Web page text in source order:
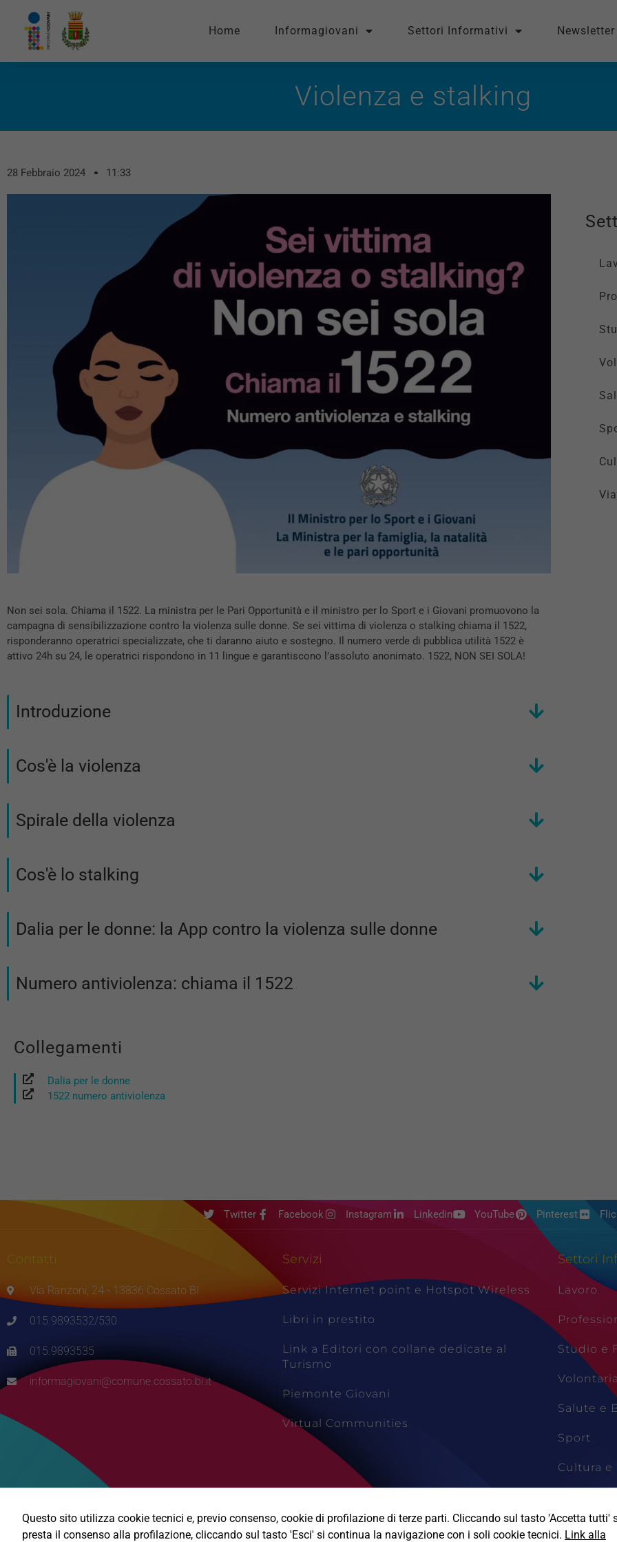
Home Informagiovani Settori Informativi Newsletter
Violenza e stalking
28 Febbraio 2024 11:33
Non sei sola. Chiama il 1522. La ministra per le Pari Opportunità e il ministro per lo Sport e i Giovani promuovono la
campagna di sensibilizzazione contro la violenza sulle donne. Se sei vittima di violenza o stalking chiama il 1522,
risponderanno operatrici specializzate, che ti daranno aiuto e sostegno. Il numero verde di pubblica utilità 1522 è
attivo 24h su 24, le operatrici rispondono in 11 lingue e garantiscono l’assoluto anonimato. 1522, NON SEI SOLA!
Introduzione
Cos'è la violenza
Spirale della violenza
Cos'è lo stalking
Dalia per le donne: la App contro la violenza sulle donne
Numero antiviolenza: chiama il 1522
Collegamenti
Dalia per le donne
1522 numero antiviolenza
Twitter Facebook Instagram Linkedin YouTube Pinterest
Contatti
Via Ranzoni, 24 - 13836 Cossato BI
015.9893532/530
015.9893535
informagiovani@comune.cossato.bi.it
Servizi
Servizi Internet point e Hotspot Wireless
Libri in prestito
Link a Editori con collane dedicate al
Turismo
Piemonte Giovani
Virtual Communities
Settori
Lavoro
Studio e
Salute e
Sport
Cultura e
Questo sito utilizza cookie tecnici e, previo consenso, cookie di profilazione di terze parti. Cliccando sul tasto 'Accetta tutti'
presta il consenso alla profilazione, cliccando sul tasto 'Esci' si continua la navigazione con i soli cookie tecnici. Link alla